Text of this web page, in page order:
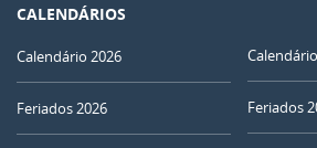
CALENDÁRIOS
Calendário 2026
Feriados 2026 Feriados